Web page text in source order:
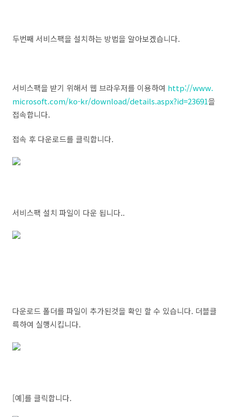
두번째 서비스팩을 설치하는 방법을 알아보겠습니다.
서비스팩을 받기 위해서 웹 브라우저를 이용하여 http://www.
microsoft.com/ko-kr/download/details.aspx?id=23691을
접속합니다.
접속 후 다운로드를 클릭합니다.
서비스팩 설치 파일이 다운 됩니다..
다운로드 폴더를 파일이 추가된것을 확인 할 수 있습니다. 더블클
륵하여 실행시킵니다.
[예]를 클릭합니다.